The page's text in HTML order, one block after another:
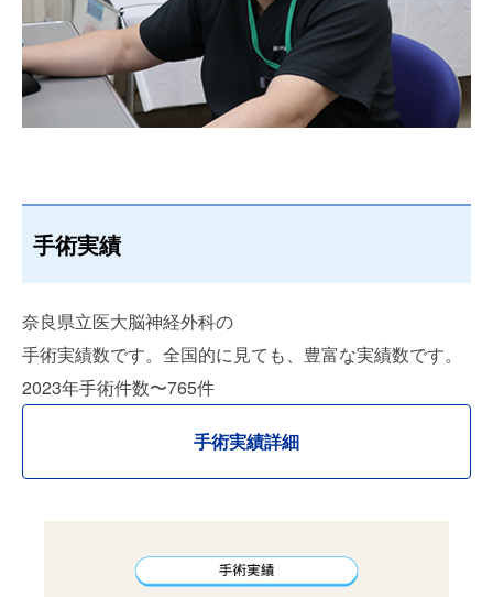
手術実績
奈良県立医大脳神経外科の
手術実績数です。全国的に見ても、豊富な実績数です。
2023年手術件数〜765件
手術実績詳細